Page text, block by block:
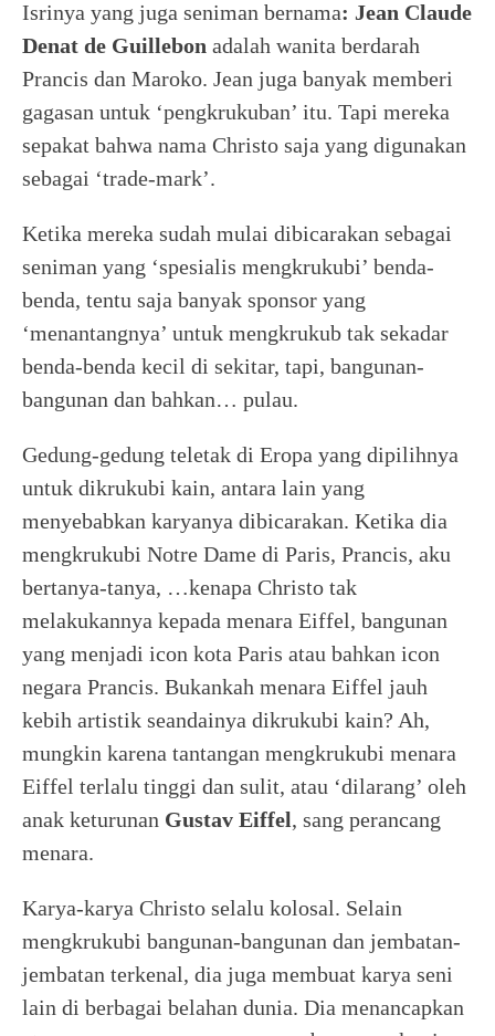
Isrinya yang juga seniman bernama: Jean Claude
Denat de Guillebon adalah wanita berdarah
Prancis dan Maroko. Jean juga banyak memberi
gagasan untuk ‘pengkrukuban’ itu. Tapi mereka
sepakat bahwa nama Christo saja yang digunakan
sebagai ‘trade-mark’.
Ketika mereka sudah mulai dibicarakan sebagai
seniman yang ‘spesialis mengkrukubi’ benda-
benda, tentu saja banyak sponsor yang
‘menantangnya’ untuk mengkrukub tak sekadar
benda-benda kecil di sekitar, tapi, bangunan-
bangunan dan bahkan… pulau.
Gedung-gedung teletak di Eropa yang dipilihnya
untuk dikrukubi kain, antara lain yang
menyebabkan karyanya dibicarakan. Ketika dia
mengkrukubi Notre Dame di Paris, Prancis, aku
bertanya-tanya, …kenapa Christo tak
melakukannya kepada menara Eiffel, bangunan
yang menjadi icon kota Paris atau bahkan icon
negara Prancis. Bukankah menara Eiffel jauh
kebih artistik seandainya dikrukubi kain? Ah,
mungkin karena tantangan mengkrukubi menara
Eiffel terlalu tinggi dan sulit, atau ‘dilarang’ oleh
anak keturunan Gustav Eiffel, sang perancang
menara.
Karya-karya Christo selalu kolosal. Selain
mengkrukubi bangunan-bangunan dan jembatan-
jembatan terkenal, dia juga membuat karya seni
lain di berbagai belahan dunia. Dia menancapkan